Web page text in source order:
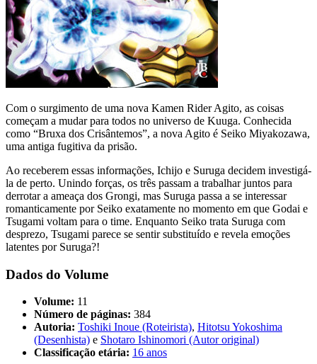
Com o surgimento de uma nova Kamen Rider Agito, as coisas
começam a mudar para todos no universo de Kuuga. Conhecida
como “Bruxa dos Crisântemos”, a nova Agito é Seiko Miyakozawa,
uma antiga fugitiva da prisão.
Ao receberem essas informações, Ichijo e Suruga decidem investigá-
la de perto. Unindo forças, os três passam a trabalhar juntos para
derrotar a ameaça dos Grongi, mas Suruga passa a se interessar
romanticamente por Seiko exatamente no momento em que Godai e
Tsugami voltam para o time. Enquanto Seiko trata Suruga com
desprezo, Tsugami parece se sentir substituído e revela emoções
latentes por Suruga?!
Dados do Volume
Volume: 11
Número de páginas: 384
Autoria: Toshiki Inoue (Roteirista), Hitotsu Yokoshima
(Desenhista) e Shotaro Ishinomori (Autor original)
Classificação etária: 16 anos